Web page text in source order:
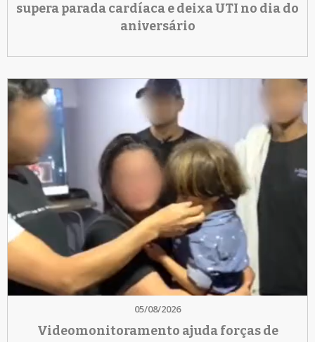
supera parada cardíaca e deixa UTI no dia do
aniversário
05/08/2026
Videomonitoramento ajuda forças de